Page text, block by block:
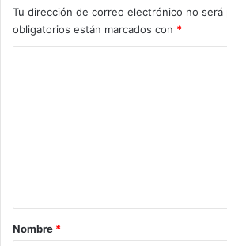
Tu dirección de correo electrónico no será
obligatorios están marcados con *
rNombre *